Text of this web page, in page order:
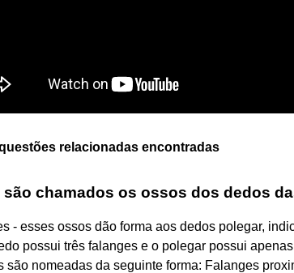
relacionadas encontradas
são chamados os ossos dos dedos
- esses ossos dão forma aos dedos polegar,
possui três falanges e o polegar possui
são nomeadas da seguinte forma: Falanges